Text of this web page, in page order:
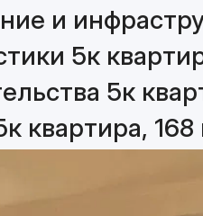
и
5к
5к
квартира, 168